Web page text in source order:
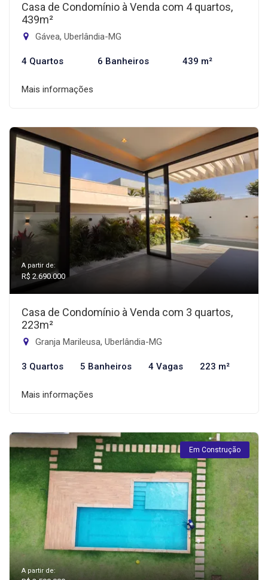
Casa de Condomínio à Venda com 4 quartos,
439m²
Gávea, Uberlândia-MG
4 Quartos 6 Banheiros 439 m²
Mais informações
A partir de:
R$ 2.690.000
Casa de Condomínio à Venda com 3 quartos,
223m²
Granja Marileusa, Uberlândia-MG
3 Quartos 5 Banheiros 4 Vagas 223 m²
Mais informações
Em Construção
A partir de: